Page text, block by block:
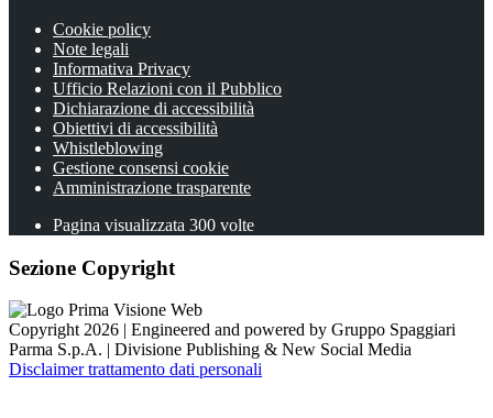
Cookie policy
Note legali
Informativa Privacy
Ufficio Relazioni con il Pubblico
Dichiarazione di accessibilità
Obiettivi di accessibilità
Whistleblowing
Gestione consensi cookie
Amministrazione trasparente
Pagina visualizzata 300 volte
Sezione Copyright
Copyright 2026 | Engineered and powered by Gruppo Spaggiari
Parma S.p.A. | Divisione Publishing & New Social Media
Disclaimer trattamento dati personali